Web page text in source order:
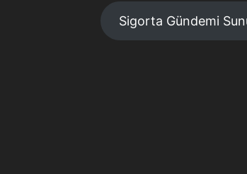
Sigorta Gündemi